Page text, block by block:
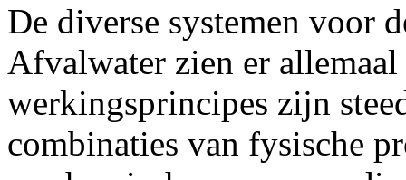
De diverse systemen voor
Afvalwater zien er
werkingsprincipes zijn
combinaties van fysische